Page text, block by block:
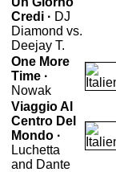
Credi · DJ
Diamond vs.
Deejay T.
One More
Time ·
Nowak
Viaggio Al
Centro Del
Mondo ·
Luchetta
and Dante